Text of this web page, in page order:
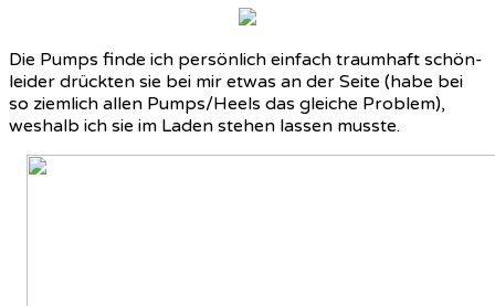
Die Pumps finde ich persönlich einfach traumhaft schön-
leider drückten sie bei mir etwas an der Seite (habe bei
so ziemlich allen Pumps/Heels das gleiche Problem),
weshalb ich sie im Laden stehen lassen musste.